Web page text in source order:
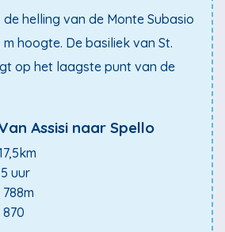
u Spoleto een charmant
een kloof die overbrugd
Torri.
in Umbrië aan in drie
Dit arrangement is de 8-daagse
Spoleto.
de helling van de Monte Subasio
hoogte. De basiliek van St.
op het laagste punt van de
Assisi naar Spello
uur